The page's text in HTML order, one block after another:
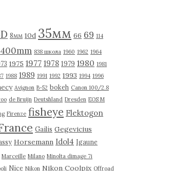
8мм 10d 35мм 66 69 114
400mm 838 школа 1960 1962 1964
1975 1977 1978 1979 1980 1981
1988 1989 1991 1992 1993 1994 1996
Avignon B-52 bokeh Canon 100/2.8
de Bruijn Deutshland Dresden EOS M
Firenze fisheye Flektogon
Gailis Gegevicius
Horsemann Idol4 Igaune
Marceille Milano Minolta dimage 7i
Nice Nikon Nikon Coolpix Offroad